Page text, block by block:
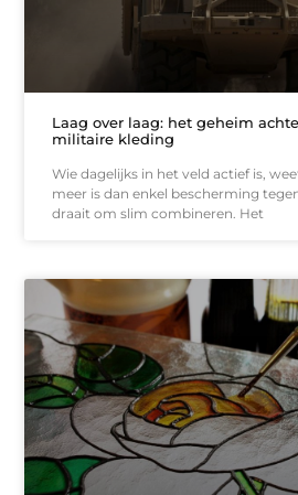
Laag over laag: het geheim
militaire kleding
Wie dagelijks in het veld actief is,
meer is dan enkel bescherming
draait om slim combineren. Het